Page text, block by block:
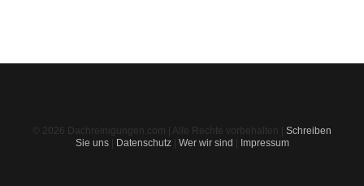
© 2026 Dachreinigungen.com | Alle Rechte vorbehalten | Schreiben
Sie uns| Datenschutz| Wer wir sind Impressum